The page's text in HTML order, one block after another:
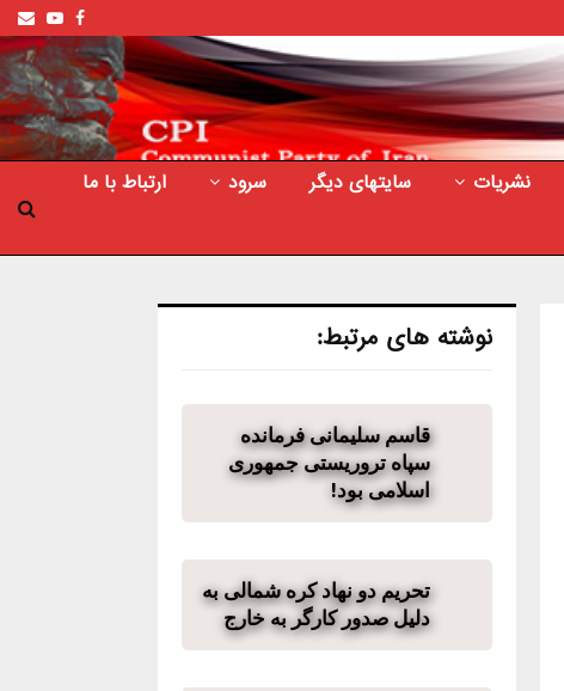
Facebook
نشریات سایتهای دیگر سرود
ارتباط با ما
نوشته های مرتبط:
قاسم سلیمانی فرمانده
سپاه تروریستی جمهوری
اسلامی بود!
تحریم دو نهاد کره شمالی به
دلیل صدور کارگر به خارج